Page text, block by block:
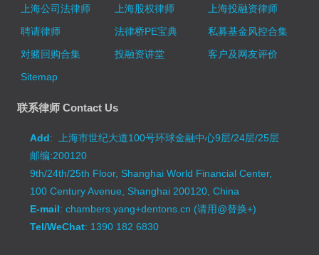
上海公司法律师
上海股权律师
上海投融资律师
聘请律师
法律桥PE宝典
私募基金风控合集
对赌回购合集
投融资讲堂
客户及网友评价
Sitemap
联系律师 Contact Us
Add: 上海市世纪大道100号环球金融中心9层/24层/25层
邮编:200120
9th/24th/25th Floor, Shanghai World Financial Center,
100 Century Avenue, Shanghai 200120, China
E-mail: chambers.yang+dentons.cn (请用@替换+)
Tel/WeChat: 1390 182 6830